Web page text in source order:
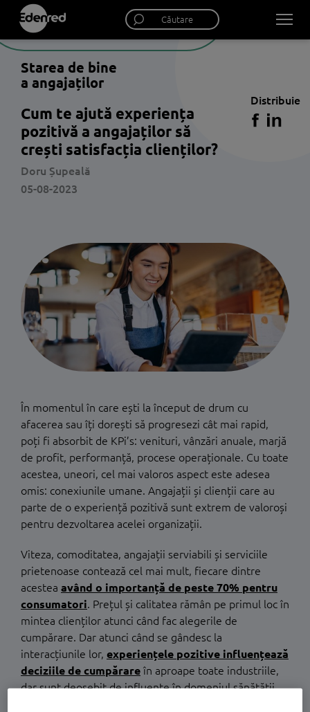
Starea de bine
a angajaților
Cum te ajută experiența
pozitivă a angajaților să
crești satisfacția clienților?
Doru Șupeală
05-08-2023
Distribuie
În momentul în care ești la început de drum cu
afacerea sau îți dorești să progresezi cât mai rapid,
poți fi absorbit de KPi’s: venituri, vânzări anuale, marjă
de profit, performanță, procese operaționale. Cu toate
acestea, uneori, cel mai valoros aspect este adesea
omis: conexiunile umane. Angajații și clienții care au
parte de o experiență pozitivă sunt extrem de valoroși
pentru dezvoltarea acelei organizații.
Viteza, comoditatea, angajații serviabili și serviciile
prietenoase contează cel mai mult, fiecare dintre
acestea având o importanță de peste 70% pentru
consumatori. Prețul și calitatea rămân pe primul loc în
mintea clienților atunci când fac alegerile de
cumpărare. Dar atunci când se gândesc la
interacțiunile lor, experiențele pozitive influențează
deciziile de cumpărare în aproape toate industriile,
dar sunt deosebit de influente în domeniul sănătății